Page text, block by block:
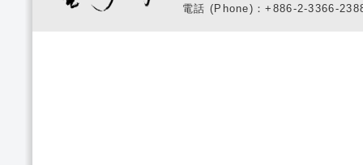
電話 (Phone)：+886-2-3366-